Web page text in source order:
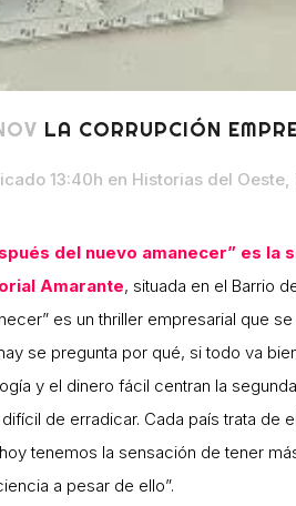
LA CORRUPCIÓN
13:40h en Historias del Oeste
del nuevo amanecer” es
Amarante, situada en el Barrio
es un thriller empresarial que
se pregunta por qué, si todo va
y el dinero fácil centran la
de erradicar. Cada país trata de
tenemos la sensación de tener
a pesar de ello”.